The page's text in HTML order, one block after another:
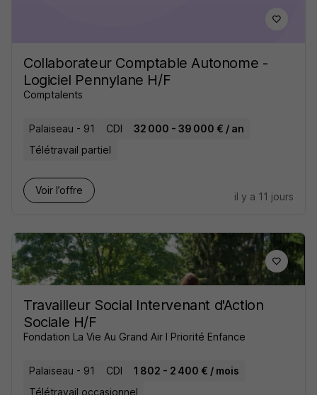
Collaborateur Comptable Autonome -
Logiciel Pennylane H/F
Comptalents
Palaiseau - 91 CDI
32 000 - 39 000 € / an
Télétravail partiel
Voir l’offre
il y a 11 jours
Travailleur Social Intervenant d'Action
Sociale H/F
Fondation La Vie Au Grand Air I Priorité Enfance
Palaiseau - 91 CDI
1 802 - 2 400 € / mois
Télétravail occasionnel